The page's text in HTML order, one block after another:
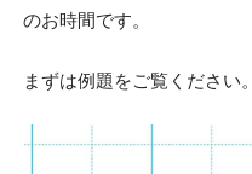
のお時間です。
まずは例題をご覧ください。